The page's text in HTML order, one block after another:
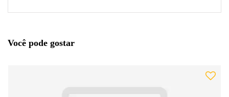
Você pode gostar